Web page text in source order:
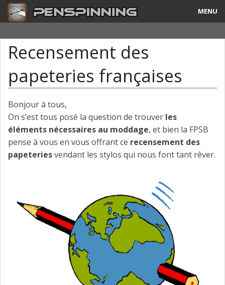
MENU
Tricks & Combos
Stylos & Mods
Tournois
Vidéos
A Propos
Recensement des
papeteries françaises
Bonjour à tous,
On s’est tous posé la question de trouver les
éléments nécessaires au moddage, et bien la FPSB
pense à vous en vous offrant ce recensement des
papeteriesvendant les stylos qui nous font tant rêver.